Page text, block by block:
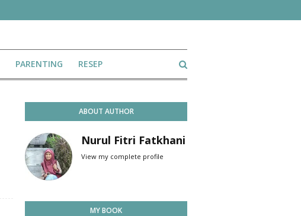
PARENTING RESEP
ABOUT AUTHOR
Nurul Fitri Fatkhani
View my complete profile
MY BOOK